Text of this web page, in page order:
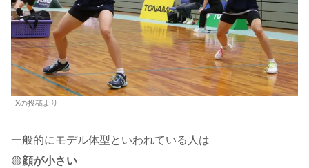
Xの投稿より
一般的にモデル体型といわれている人は
🟡顔が小さい